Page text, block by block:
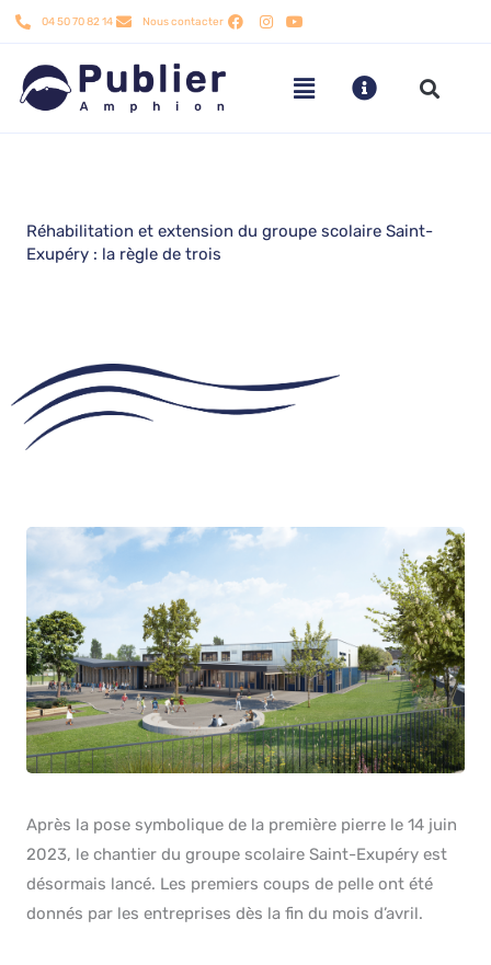
Aller
contenu
04 50 70 82 14 Nous contacter
Réhabilitation et extension du groupe scolaire Saint-
Exupéry : la règle de trois
Après la pose symbolique de la première pierre le 14 juin
2023, le chantier du groupe scolaire Saint-Exupéry est
désormais lancé. Les premiers coups de pelle ont été
donnés par les entreprises dès la fin du mois d’avril.